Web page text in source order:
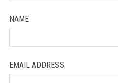
NAME
EMAIL ADDRESS